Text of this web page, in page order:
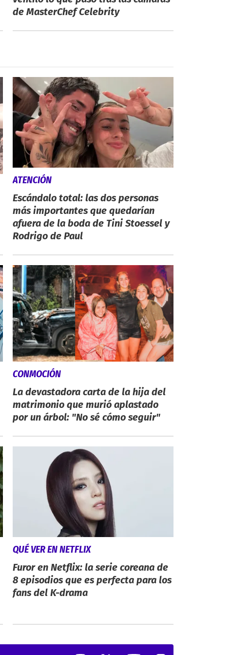
de MasterChef Celebrity
ATENCIÓN
Escándalo total: las dos personas
más importantes que quedarían
afuera de la boda de Tini Stoessel y
Rodrigo de Paul
CONMOCIÓN
La devastadora carta de la hija del
matrimonio que murió aplastado
por un árbol: "No sé cómo seguir"
QUÉ VER EN NETFLIX
Furor en Netflix: la serie coreana de
8 episodios que es perfecta para los
fans del K-drama